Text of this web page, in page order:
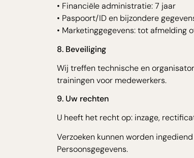
• Financiële administratie: 7 jaar
• Paspoort/ID en bijzondere
• Marketinggegevens: tot afmelding
8. Beveiliging
Wij treffen technische en
trainingen voor medewerkers.
9. Uw rechten
U heeft het recht op: inzage,
Verzoeken kunnen worden
Persoonsgegevens.